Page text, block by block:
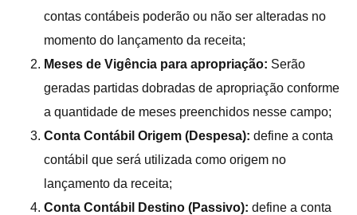
contas contábeis poderão ou não ser alteradas no
momento do lançamento da receita;
Meses de Vigência para apropriação: Serão
geradas partidas dobradas de apropriação conforme
a quantidade de meses preenchidos nesse campo;
Conta Contábil Origem (Despesa): define a conta
contábil que será utilizada como origem no
lançamento da receita;
Conta Contábil Destino (Passivo): define a conta